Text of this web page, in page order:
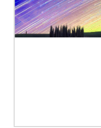
AUTRES PRODUITS